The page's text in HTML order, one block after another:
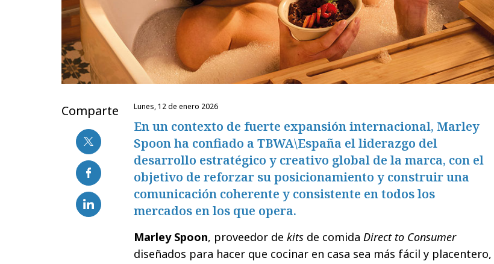
Comparte lunes, 12 de enero 2026
En un contexto de fuerte expansión internacional, Marley
Spoon ha confiado a TBWA\España el liderazgo del
desarrollo estratégico y creativo global de la marca, con el
objetivo de reforzar su posicionamiento y construir una
comunicación coherente y consistente en todos los
mercados en los que opera.
Marley Spoon, proveedor de kits de comida Direct to Consumer
diseñados para hacer que cocinar en casa sea más fácil y placentero,